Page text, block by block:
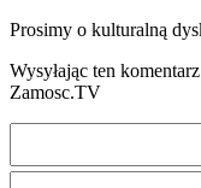
Prosimy o kulturalną
Wysyłając ten
Zamosc.TV